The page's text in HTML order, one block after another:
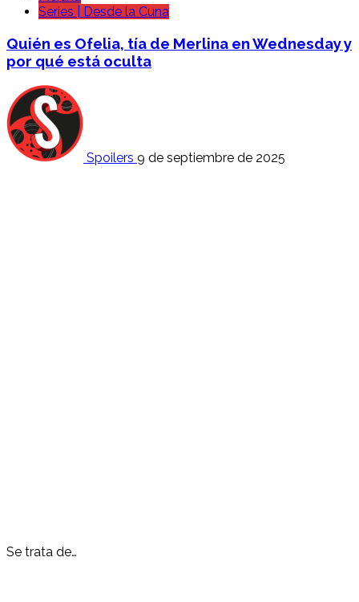
Series | Desde la Cuna
Quién es Ofelia, tía de Merlina en Wednesday y
por qué está oculta
Spoilers 9 de septiembre de 2025
Se trata de…